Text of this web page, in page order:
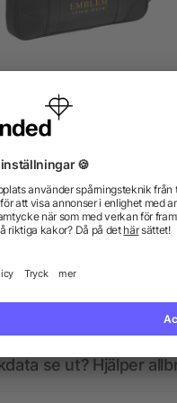
datorväska
från 213,70 kr
Vi har
se ut? Hjälper